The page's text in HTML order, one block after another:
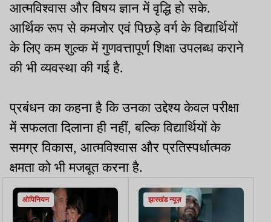
आत्मविश्वास और विषय ज्ञान में वृद्धि हो सके.
आर्थिक रूप से कमजोर एवं पिछड़े वर्ग के विद्यार्थियों
के लिए कम शुल्क में गुणवत्तापूर्ण शिक्षा उपलब्ध कराने
की भी व्यवस्था की गई है.
प्रबंधन का कहना है कि उनका उद्देश्य केवल परीक्षा
में सफलता दिलाना ही नहीं, बल्कि विद्यार्थियों के
समग्र विकास, आत्मविश्वास और प्रतिस्पर्धात्मक
क्षमता को भी मजबूत करना है.
ओपिनियन झारखंड न्यूज़